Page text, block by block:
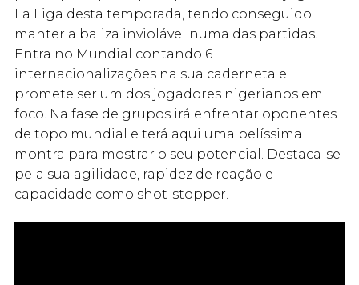
La Liga desta temporada, tendo conseguido
manter a baliza inviolável numa das partidas.
Entra no Mundial contando 6
internacionalizações na sua caderneta e
promete ser um dos jogadores nigerianos em
foco. Na fase de grupos irá enfrentar oponentes
de topo mundial e terá aqui uma belíssima
montra para mostrar o seu potencial. Destaca-se
pela sua agilidade, rapidez de reação e
capacidade como shot-stopper.